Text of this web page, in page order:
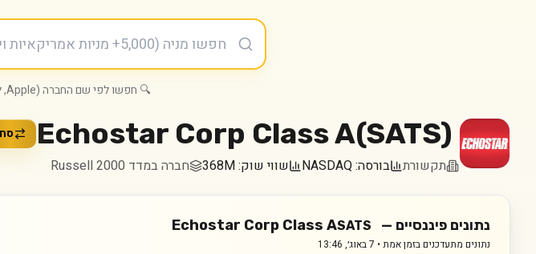
🔍 חפשו לפי שם החברה (Apple, לאומי) או סימול (AAPL, LUMI.TA)
Echostar Corp Class A(SATS)
תקשורת בורסה:NASDAQ שווי שוק:368M חברה במדד Russell 2000
נתונים פיננסיים — Echostar Corp Class ASATS
נתונים מתעדכנים בזמן אמת • 7 באוג׳, 13:46